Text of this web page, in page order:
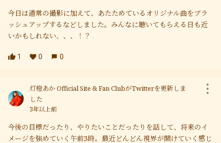
今日は通常の撮影に加えて、あたためているオリジナル曲をブラ
ッシュアップするなどしました。みんなに聴いてもらえる日も近
いかもしれない、、、！？
1 0 0
灯橙あか Official Site & Fan ClubがTwitterを更新しま
した
3年以上前
今後の目標だったり、やりたいことだったりを話して、将来のイ
メージを強めていく午前3時。最近どんどん視界が開けていく感じ